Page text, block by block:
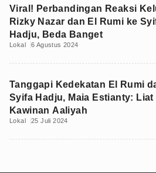
Viral! Perbandingan Reaksi
Rizky Nazar dan El Rumi ke
Hadju, Beda Banget
Lokal 6 Agustus 2024
Tanggapi Kedekatan El Rumi
Syifa Hadju, Maia Estianty: Liat
Kawinan Aaliyah
Lokal 25 Juli 2024